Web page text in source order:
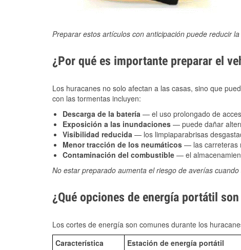
Preparar estos artículos con anticipación puede reducir
¿Por qué es importante preparar el
Los huracanes no solo afectan a las casas, sino que
con las tormentas incluyen:
Descarga de la batería — el uso prolongado de
Exposición a las inundaciones — puede dañar
Visibilidad reducida — los limpiaparabrisas
Menor tracción de los neumáticos — las carreteras
Contaminación del combustible — el
No estar preparado aumenta el riesgo de averías
¿Qué opciones de energía portátil
Los cortes de energía son comunes durante los
Característica
Estación de energía portátil